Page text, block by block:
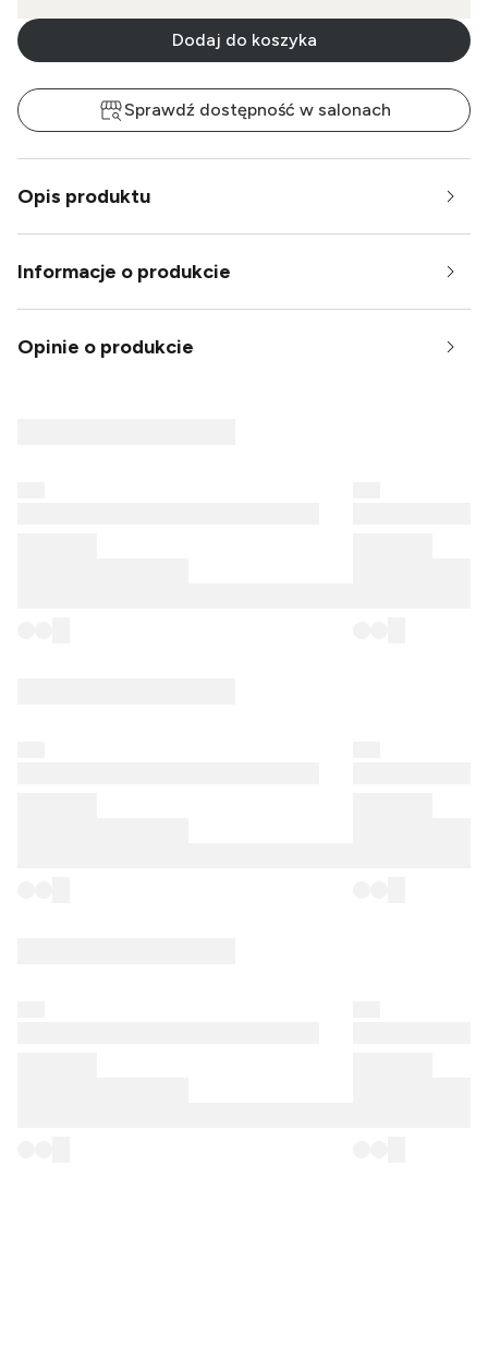
Dodaj do koszyka
Sprawdź dostępność w salonach
Opis produktu
Informacje o produkcie
Opinie o produkcie